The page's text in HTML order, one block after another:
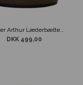
Saddler Arthur Læderbælte Mørke Brun
DKK 499,00